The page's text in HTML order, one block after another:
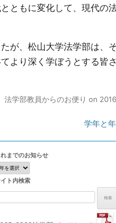
ともに変化して、現代の
が、松山大学法学部は、
より深く学ぼうとする皆
法学部教員からのお便り on
学年と
までのお知らせ
ト内検索